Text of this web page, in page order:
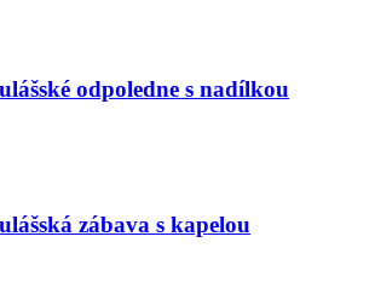
odpoledne s nadílkou
zábava s kapelou